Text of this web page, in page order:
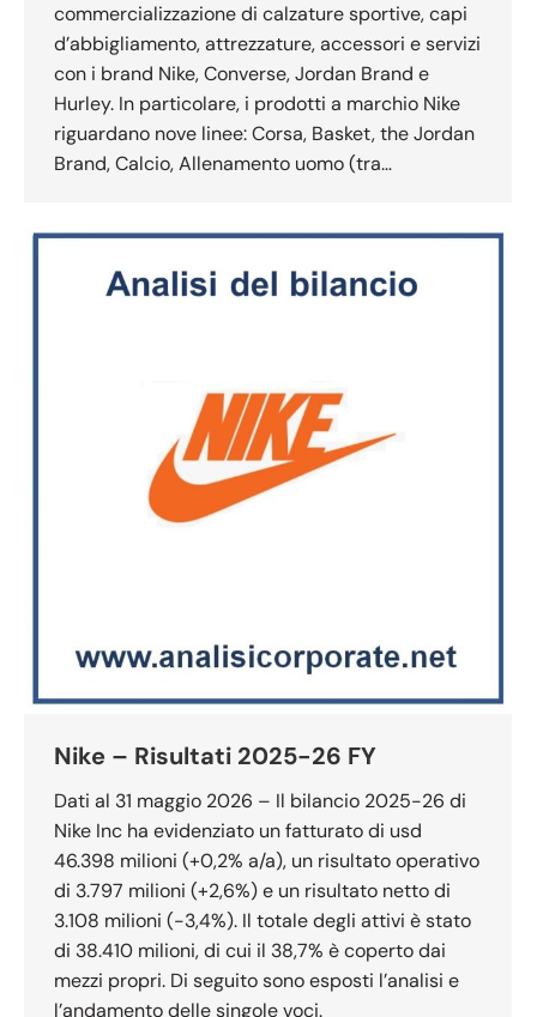
commercializzazione di calzature sportive, capi
d’abbigliamento, attrezzature, accessori e servizi
con i brand Nike, Converse, Jordan Brand e
Hurley. In particolare, i prodotti a marchio Nike
riguardano nove linee: Corsa, Basket, the Jordan
Brand, Calcio, Allenamento uomo (tra…
Nike – Risultati 2025-26 FY
Dati al 31 maggio 2026 – Il bilancio 2025-26 di
Nike Inc ha evidenziato un fatturato di usd
46.398 milioni (+0,2% a/a), un risultato operativo
di 3.797 milioni (+2,6%) e un risultato netto di
3.108 milioni (-3,4%). Il totale degli attivi è stato
di 38.410 milioni, di cui il 38,7% è coperto dai
mezzi propri. Di seguito sono esposti l’analisi e
l’andamento delle singole voci.